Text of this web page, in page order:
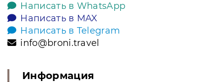
Написать в WhatsApp
Написать в MAX
Написать в Telegram
info@broni.travel
Информация